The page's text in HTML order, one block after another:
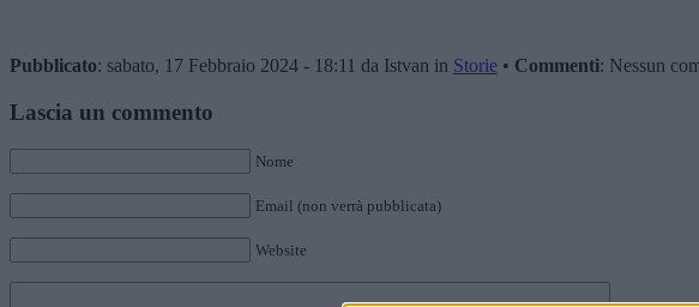
Pubblicato: sabato, 17 Febbraio 2024 - 18:11 da Istvan in Storie • Commenti: Nessun
Lascia un commento
Nome
Email (non verrà pubblicata)
Website